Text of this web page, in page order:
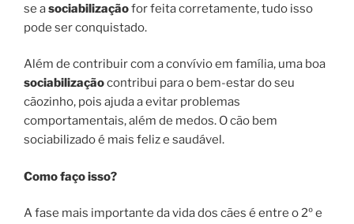
se asociabilizaçãofor feita corretamente, tudo isso
pode ser conquistado.
Além de contribuir com a convívio em família, uma boa
sociabilizaçãocontribui para o bem-estar do seu
cãozinho, pois ajuda a evitar problemas
comportamentais, além de medos. O cão bem
sociabilizado é mais feliz e saudável.
Como faço isso?
A fase mais importante da vida dos cães é entre o 2º e